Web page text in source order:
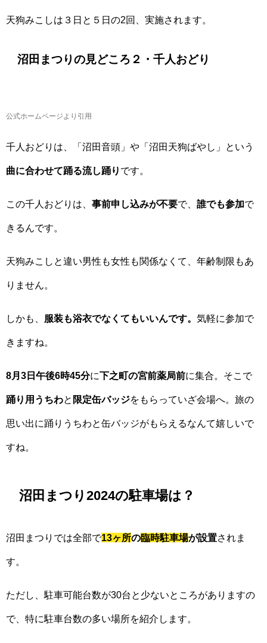
天狗みこしは３日と５日の2回、実施されます。
沼田まつりの見どころ２・千人おどり
公式ホームページより引用
千人おどりは、「沼田音頭」や「沼田天狗ばやし」という
曲に合わせて踊る流し踊り です。
この千人おどりは、 事前申し込みが不要で、 誰でも参加で
きるんです。
天狗みこしと違い男性も女性も関係なくて、年齢制限もあ
りません。
しかも、 服装も浴衣でなくてもいいんです。 気軽に参加で
きますね。
8月3日午後6時45分に下之町の宮前薬局前に集合。そこで
踊り用うちわと 限定缶バッジをもらっていざ会場へ。旅の
思い出に踊りうちわと缶バッジがもらえるなんて嬉しいで
すね。
沼田まつり2024の駐車場は？
沼田まつりでは全部で13ヶ所の臨時駐車場が設置されま
す。
ただし、駐車可能台数が30台と少ないところがありますの
で、特に駐車台数の多い場所を紹介します。